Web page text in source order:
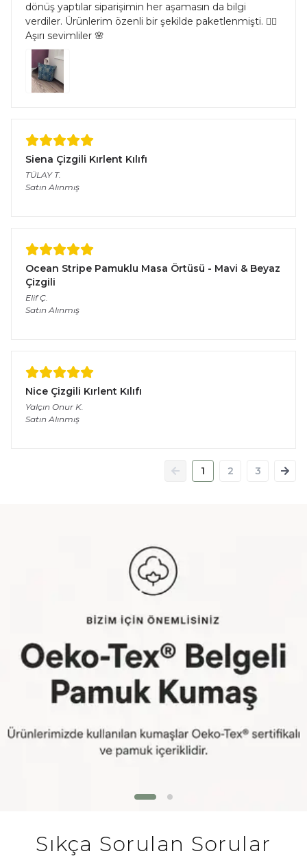
dönüş yaptılar siparişimin her aşamasın da bilgi
verdiler. Ürünlerim özenli bir şekilde paketlenmişti. 👌🏻
Aşırı sevimliler 🌸
Siena Çizgili Kırlent Kılıfı
TÜLAY T.
Satın Alınmış
Ocean Stripe Pamuklu Masa Örtüsü - Mavi & Beyaz
Çizgili
Elif Ç.
Satın Alınmış
Nice Çizgili Kırlent Kılıfı
Yalçın Onur K.
Satın Alınmış
1 2 3
Sıkça Sorulan Sorular